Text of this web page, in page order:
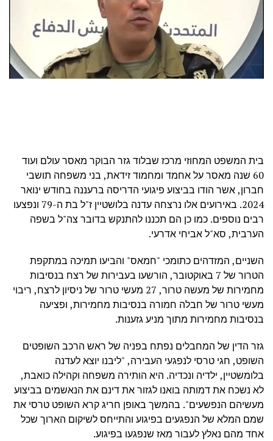
בית המשפט המחוזי מרכז שבלוד גזר הבוקר מאסר עולם ועוד
60 שנה מאסר על אחמד ומחמוד זידאת, בני משפחה תושבי
חברון, אשר הודו בביצוע פיגועי הדריסה ברעננה בחודש ינואר
2024. באירועים אלו נרצחה עדנה בלושטיין ז"ל בת ה-79 ונפצעו
רבים נוספים. כמו כן הם תכננו להתנקש בדובר צה"ל בשפה
הערבית, סא"ל אביחי אדרעי.
השניים, המזדהים כתומכי "חמאס" והביעו תמיכה במתקפת
הטרור של 7 באוקטובר, הורשעו בעבירות של רצח בנסיבות
מחמירות של מעשה טרור, 27 מעשי טרור של ניסיון לרצח, ריבוי
מעשי טרור של חבלה חמורה בנסיבות מחמירות, ופציעה
בנסיבות מחמירות מתוך מניע גזענות.
גזר הדין של המחבלים נפתח בפניה של ראש הרכב השופטים
השופט, חגי טרסי לנפגעי העבירה, "ליבנו יוצא לעדנה
בלומשטיין, ילדיה ונכדיה. היא הותירה משפחה וקהילה כואבת,
לא נשכח את דמותה בואנו לגזור את דינם את הנאשמים בביצוע
מעשיהם הנפשעים". בהמשך באופן חריג קרא השופט טרסי את
שמם המלא של הנפגעים בפיגוע והתייחס לשיקום הארוך שכל
אחד מהם נאלץ לעבור מאז שנפגעו בפיגוע.